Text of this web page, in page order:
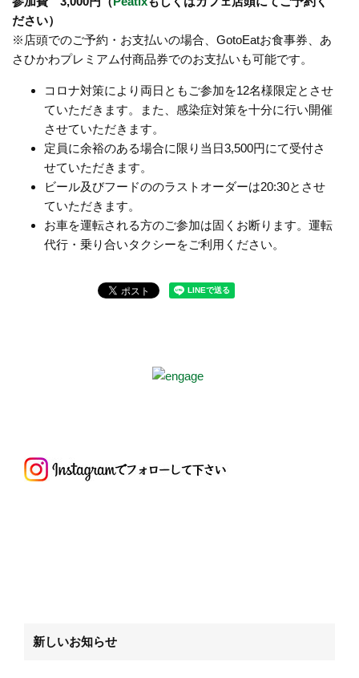
ださい）
※店頭でのご予約・お支払いの場合、GotoEatお食事券、あ
さひかわプレミアム付商品券でのお支払いも可能です。
コロナ対策により両日ともご参加を12名様限定とさせ
ていただきます。また、感染症対策を十分に行い開催
させていただきます。
定員に余裕のある場合に限り当日3,500円にて受付さ
せていただきます。
ビール及びフードののラストオーダーは20:30とさせ
ていただきます。
お車を運転される方のご参加は固くお断ります。運転
代行・乗り合いタクシーをご利用ください。
新しいお知らせ